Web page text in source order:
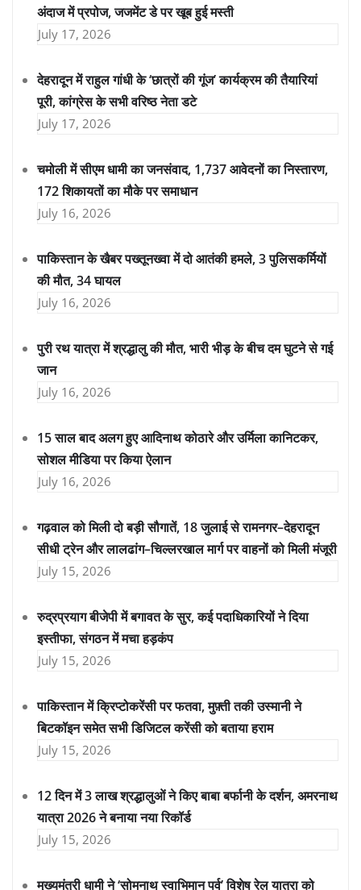
अंदाज में प्रपोज, जजमेंट डे पर खूब हुई मस्ती
July 17, 2026
देहरादून में राहुल गांधी के ‘छात्रों की गूंज’ कार्यक्रम की तैयारियां
पूरी, कांग्रेस के सभी वरिष्ठ नेता डटे
July 17, 2026
चमोली में सीएम धामी का जनसंवाद, 1,737 आवेदनों का निस्तारण,
172 शिकायतों का मौके पर समाधान
July 16, 2026
पाकिस्तान के खैबर पख्तूनख्वा में दो आतंकी हमले, 3 पुलिसकर्मियों
की मौत, 34 घायल
July 16, 2026
पुरी रथ यात्रा में श्रद्धालु की मौत, भारी भीड़ के बीच दम घुटने से गई
जान
July 16, 2026
15 साल बाद अलग हुए आदिनाथ कोठारे और उर्मिला कानिटकर,
सोशल मीडिया पर किया ऐलान
July 16, 2026
गढ़वाल को मिली दो बड़ी सौगातें, 18 जुलाई से रामनगर–देहरादून
सीधी ट्रेन और लालढांग–चिल्लरखाल मार्ग पर वाहनों को मिली मंजूरी
July 15, 2026
रुद्रप्रयाग बीजेपी में बगावत के सुर, कई पदाधिकारियों ने दिया
इस्तीफा, संगठन में मचा हड़कंप
July 15, 2026
पाकिस्तान में क्रिप्टोकरेंसी पर फतवा, मुफ़्ती तकी उस्मानी ने
बिटकॉइन समेत सभी डिजिटल करेंसी को बताया हराम
July 15, 2026
12 दिन में 3 लाख श्रद्धालुओं ने किए बाबा बर्फानी के दर्शन, अमरनाथ
यात्रा 2026 ने बनाया नया रिकॉर्ड
July 15, 2026
मुख्यमंत्री धामी ने ‘सोमनाथ स्वाभिमान पर्व’ विशेष रेल यात्रा को